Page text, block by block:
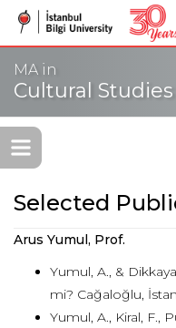
MA in
Cultural Studies
Selected
Arus Yumul, Prof.
Yumul, A., &
mi? Cağaloğlu,
Yumul, A., Kiral, F.,